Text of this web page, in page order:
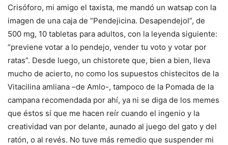
Crisóforo, mi amigo el taxista, me mandó un watsap con la
imagen de una caja de “Pendejicina. Desapendejol”, de
500 mg, 10 tabletas para adultos, con la leyenda siguiente:
“previene votar a lo pendejo, vender tu voto y votar por
ratas”. Desde luego, un chistorete que, bien a bien, lleva
mucho de acierto, no como los supuestos chistecitos de la
Vitacilina amliana –de Amlo-, tampoco de la Pomada de la
campana recomendada por ahí, ya ni se diga de los memes
que éstos sí que me hacen reír cuando el ingenio y la
creatividad van por delante, aunado al juego del gato y del
ratón, o al revés. No tuve más remedio que suspender mi